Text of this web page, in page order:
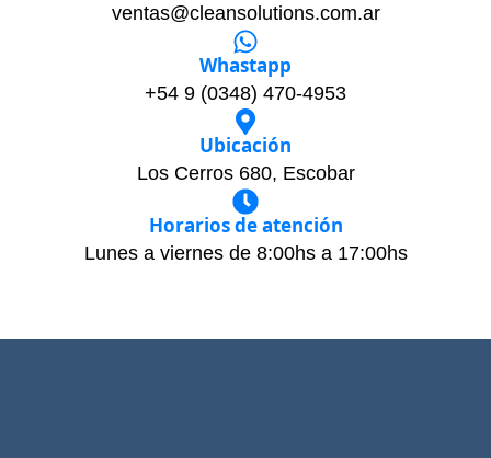
ventas@cleansolutions.com.ar
Whastapp
+54 9 (0348) 470-4953
Ubicación
Los Cerros 680, Escobar
Horarios de atención
Lunes a viernes de 8:00hs a 17:00hs